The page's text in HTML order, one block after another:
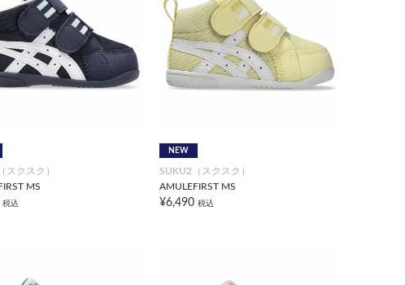
スクスク）
MS
税込
NEW
SUKU2（スクスク）
AMULEFIRST MS
¥6,490 税込